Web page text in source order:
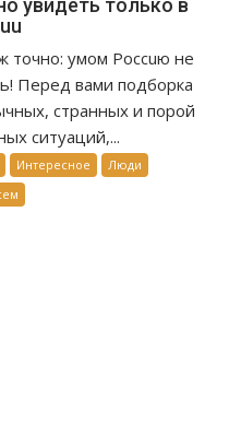
увидеть только в
точно: умом Россuю не
Перед вами подборка
странных и порой
ситуаций,...
Интересное
Люди